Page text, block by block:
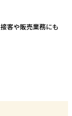
接客や販売業務にも